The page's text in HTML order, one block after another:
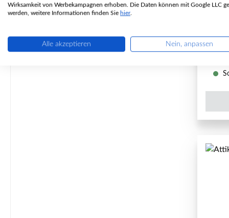
Wirksamkeit von Werbekampagnen erhoben. Die Daten können mit Google LLC
werden, weitere Informationen finden Sie hier.
Alle akzeptieren Nein, anpassen